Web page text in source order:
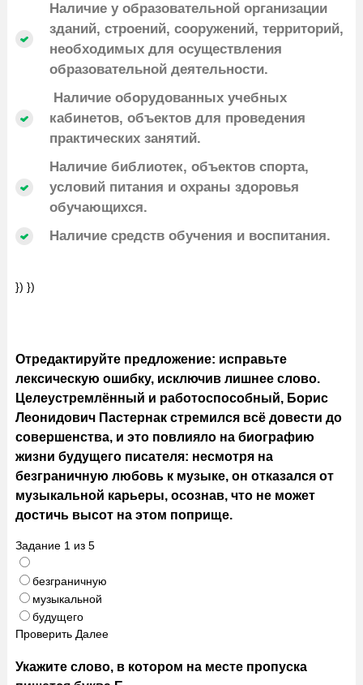
Наличие у образовательной организации
зданий, строений, сооружений, территорий,
необходимых для осуществления
образовательной деятельности.
Наличие оборудованных учебных
кабинетов, объектов для проведения
практических занятий.
Наличие библиотек, объектов спорта,
условий питания и охраны здоровья
обучающихся.
Наличие средств обучения и воспитания.
}) })
Отредактируйте предложение: исправьте
лексическую ошибку, исключив лишнее слово.
Целеустремлённый и работоспособный, Борис
Леонидович Пастернак стремился всё довести до
совершенства, и это повлияло на биографию
жизни будущего писателя: несмотря на
безграничную любовь к музыке, он отказался от
музыкальной карьеры, осознав, что не может
достичь высот на этом поприще.
Задание 1из 5
безграничную
музыкальной
будущего
Проверить Далее
Укажите слово, в котором на месте пропуска